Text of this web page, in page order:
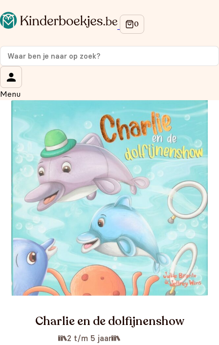
Menu
Charlie en de dolfijnenshow
2 t/m 5 jaar
Op de hoogte blijven van onze acties?
Meld je aan voor onze nieuwsbrief en ontvang
korting
Wat is je voornaam?
Wat is je e-mailadres? *
Aanmelden
We gebruiken je gegevens om contact op te nemen, in
overeenstemming met onsprivacybeleid.